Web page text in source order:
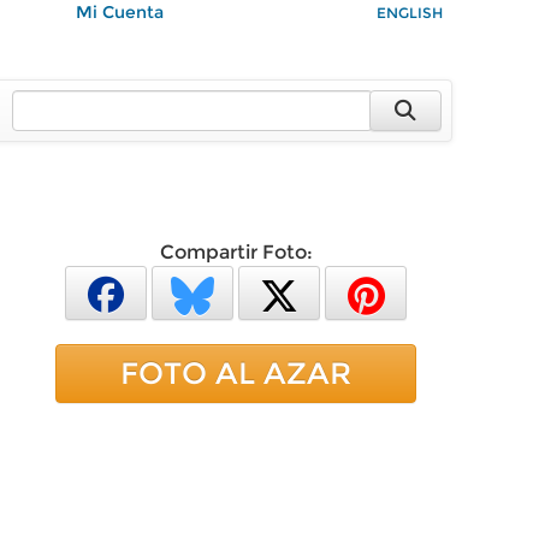
Mi Cuenta ENGLISH
Compartir Foto:
FOTO AL AZAR